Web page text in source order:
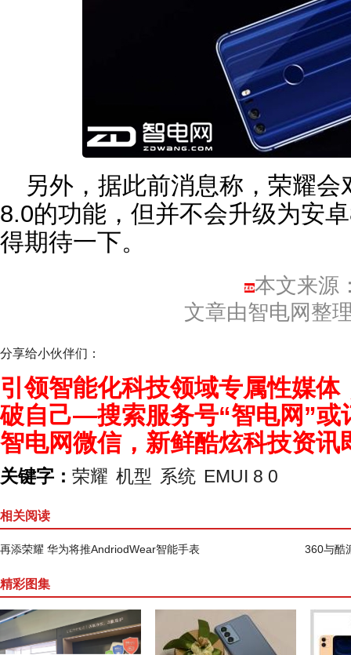
另外，据此前消息称，荣耀
8.0的功能，但并不会升级为安
得期待一下。
本文来源
文章由智电网整
分享给小伙伴们：
引领智能化科技领域专属性媒
破自己—搜索服务号“智电网”或
智电网微信，新鲜酷炫科技资讯
关键字： 荣耀 机型 系统 EMUI 8 0
相关阅读
再添荣耀 华为将推AndriodWear智能手表 360与酷
精彩图集